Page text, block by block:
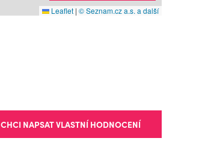
Leaflet | © Seznam.cz a.s. a další
CHCI NAPSAT VLASTNÍ HODNOCENÍ